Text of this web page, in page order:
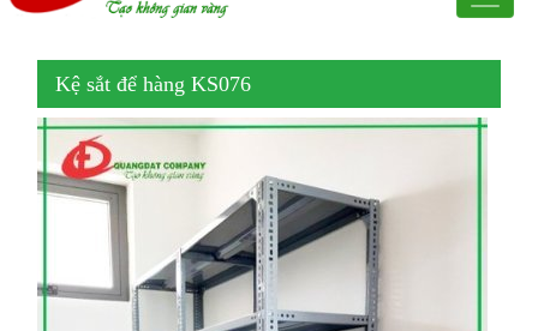
Kệ sắt để hàng KS076